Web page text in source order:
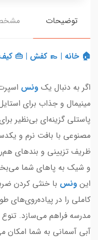
توضیحات
🏠 خانه | 👞 کفش |
👜
اگر به دنبال یک ونس
مینیمال و جذاب برای
پاستلی گزینه‌ای بی‌نظیر
مصنوعی با بافت نرم و
ظریف تزیینی و بندهای
و شیک به پاهای شما
این ونس با خنثی کردن
کاملی را در پیاده‌روی‌های
مدرسه فراهم می‌سازد.
آبی آسمانی به شما امکان